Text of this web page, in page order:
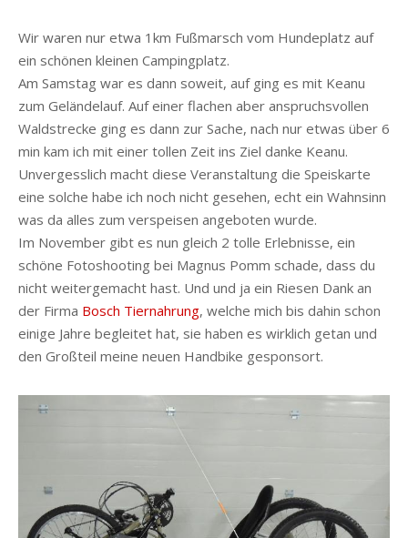
Wir waren nur etwa 1km Fußmarsch vom Hundeplatz auf
ein schönen kleinen Campingplatz.
Am Samstag war es dann soweit, auf ging es mit Keanu
zum Geländelauf. Auf einer flachen aber anspruchsvollen
Waldstrecke ging es dann zur Sache, nach nur etwas über 6
min kam ich mit einer tollen Zeit ins Ziel danke Keanu.
Unvergesslich macht diese Veranstaltung die Speiskarte
eine solche habe ich noch nicht gesehen, echt ein Wahnsinn
was da alles zum verspeisen angeboten wurde.
Im November gibt es nun gleich 2 tolle Erlebnisse, ein
schöne Fotoshooting bei Magnus Pomm schade, dass du
nicht weitergemacht hast. Und und ja ein Riesen Dank an
der Firma Bosch Tiernahrung, welche mich bis dahin schon
einige Jahre begleitet hat, sie haben es wirklich getan und
den Großteil meine neuen Handbike gesponsort.